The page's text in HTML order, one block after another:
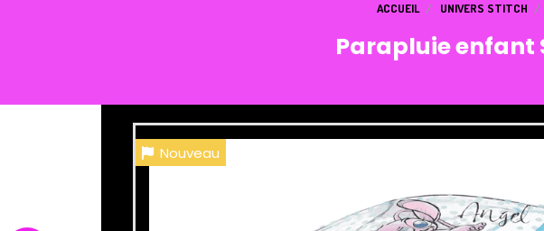
ACCUEIL UNIVERS STITCH
Parapluie enfant
Nouveau